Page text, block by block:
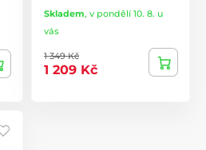
Skladem, v pondělí 10. 8. u
vás
1 349 Kč
1 209 Kč